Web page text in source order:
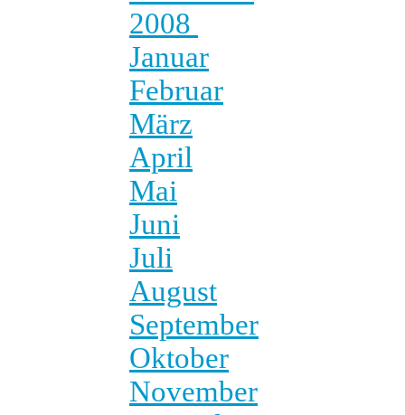
2008
Januar
Februar
März
April
Mai
Juni
Juli
August
September
Oktober
November